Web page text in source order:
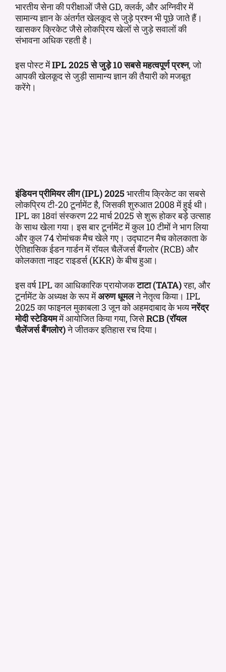
भारतीय सेना की परीक्षाओं जैसे GD, क्लर्क, और अग्निवीर में
सामान्य ज्ञान के अंतर्गत खेलकूद से जुड़े प्रश्न भी पूछे जाते हैं।
खासकर क्रिकेट जैसे लोकप्रिय खेलों से जुड़े सवालों की
संभावना अधिक रहती है।
इस पोस्ट मेंIPL 2025 से जुड़े 10 सबसे महत्वपूर्ण प्रश्न, जो
आपकी खेलकूद से जुड़ी सामान्य ज्ञान की तैयारी को मजबूत
करेंगे।
इंडियन प्रीमियर लीग (IPL) 2025 भारतीय क्रिकेट का सबसे
लोकप्रिय टी-20 टूर्नामेंट है, जिसकी शुरुआत 2008 में हुई थी।
IPL का 18वां संस्करण 22 मार्च 2025 से शुरू होकर बड़े उत्साह
के साथ खेला गया। इस बार टूर्नामेंट में कुल 10 टीमों ने भाग लिया
और कुल 74 रोमांचक मैच खेले गए। उद्घाटन मैच कोलकाता के
ऐतिहासिक ईडन गार्डन में रॉयल चैलेंजर्स बैंगलोर (RCB) और
कोलकाता नाइट राइडर्स (KKR) के बीच हुआ।
इस वर्ष IPL का आधिकारिक प्रायोजकटाटा (TATA)रहा, और
टूर्नामेंट के अध्यक्ष के रूप मेंअरुण धूमलने नेतृत्व किया। IPL
2025 का फाइनल मुकाबला 3 जून को अहमदाबाद के भव्यनरेंद्र
मोदी स्टेडियममें आयोजित किया गया, जिसेRCB (रॉयल
चैलेंजर्स बैंगलोर)ने जीतकर इतिहास रच दिया।